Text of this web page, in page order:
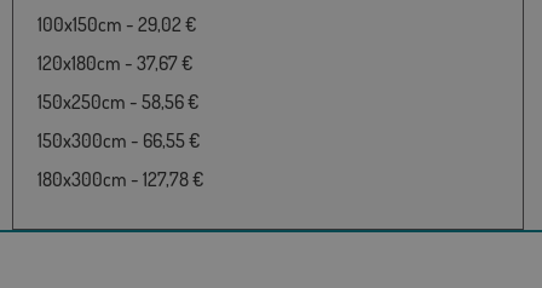
100x150cm - 29,02 €
120x180cm - 37,67 €
150x250cm - 58,56 €
150x300cm - 66,55 €
180x300cm - 127,78 €